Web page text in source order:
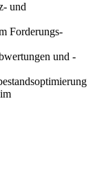
und
Forderungs-
und -